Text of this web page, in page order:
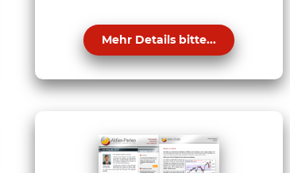
Mehr Details bitte...